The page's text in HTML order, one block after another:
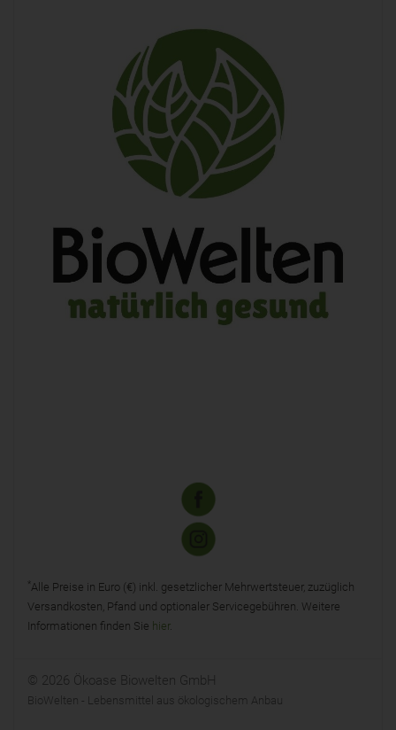
*Alle Preise in Euro (€) inkl. gesetzlicher Mehrwertsteuer, zuzüglich
Versandkosten, Pfand und optionaler Servicegebühren. Weitere
Informationen finden Sie hier.
© 2026 Ökoase Biowelten GmbH
BioWelten - Lebensmittel aus ökologischem Anbau